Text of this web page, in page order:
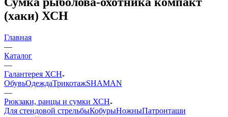
(хаки) ХСН
Главная
—
Каталог
—
Галантерея ХСН
ОбувьОдеждаТрикотажSHAMAN
—
Рюкзаки, ранцы и сумки ХСН
Для стендовой стрельбыКобурыНожныПатронташи